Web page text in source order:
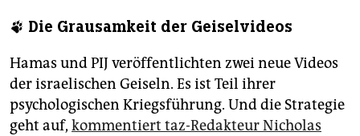
🐾 Die Grausamkeit der Geiselvideos
Hamas und PIJ veröffentlichten zwei neue Videos
der israelischen Geiseln. Es ist Teil ihrer
psychologischen Kriegsführung. Und die Strategie
geht auf, kommentiert taz-Redakteur Nicholas